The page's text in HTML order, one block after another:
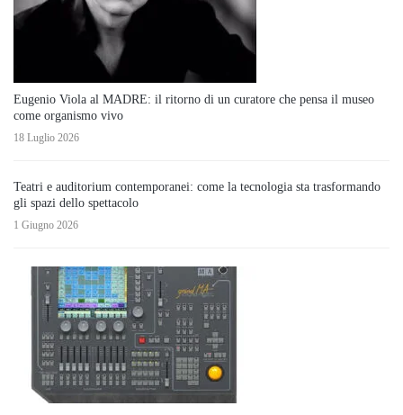
Eugenio Viola al MADRE: il ritorno di un curatore che pensa il museo
come organismo vivo
18 Luglio 2026
Teatri e auditorium contemporanei: come la tecnologia sta trasformando
gli spazi dello spettacolo
1 Giugno 2026